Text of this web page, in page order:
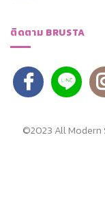
ติดตาม BRUSTA
©2023 All Modern